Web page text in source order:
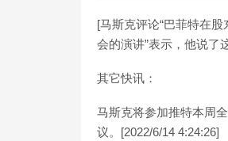
[马斯克评论“巴菲特在
会的演讲”表示，他说了
其它快讯：
马斯克将参加推特本周
议。[2022/6/14 4:24:26]